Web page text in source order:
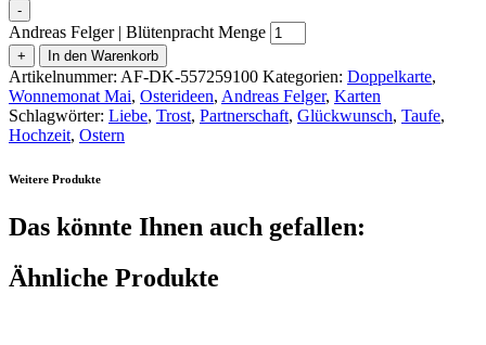
-
Andreas Felger | Blütenpracht Menge
+ In den Warenkorb
Artikelnummer: AF-DK-557259100 Kategorien: Doppelkarte,
Wonnemonat Mai, Osterideen, Andreas Felger, Karten
Schlagwörter: Liebe, Trost, Partnerschaft, Glückwunsch, Taufe,
Hochzeit, Ostern
Weitere Produkte
Das könnte Ihnen auch gefallen:
Ähnliche Produkte